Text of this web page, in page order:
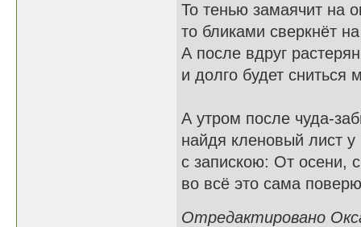
То тенью замаячит на
то бликами сверкнёт
А после вдруг
и долго будет сниться
А утром после чуда-
найдя кленовый лист у
с запискою: От осени,
во всё это сама
Отредактировано